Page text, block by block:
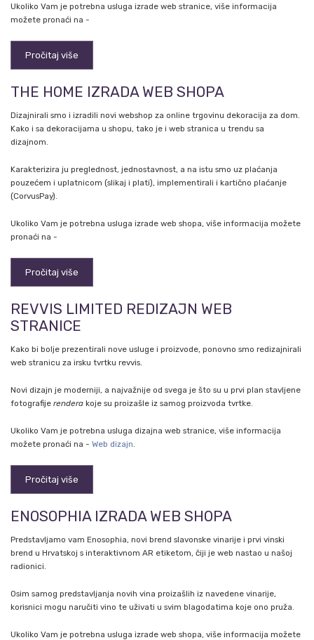
Ukoliko Vam je potrebna usluga izrade web stranice, više informacija
možete pronaći na -
Pročitaj više
THE HOME IZRADA WEB SHOPA
Dizajnirali smo i izradili novi webshop za online trgovinu dekoracija za dom.
Kako i sa dekoracijama u shopu, tako je i web stranica u trendu sa
dizajnom.
Karakterizira ju preglednost, jednostavnost, a na istu smo uz plaćanja
pouzećem i uplatnicom (slikaj i plati), implementirali i kartično plaćanje
(CorvusPay).
Ukoliko Vam je potrebna usluga izrade web shopa, više informacija možete
pronaći na -
Pročitaj više
REVVIS LIMITED REDIZAJN WEB
STRANICE
Kako bi bolje prezentirali nove usluge i proizvode, ponovno smo redizajnirali
web stranicu za irsku tvrtku revvis.
Novi dizajn je moderniji, a najvažnije od svega je što su u prvi plan stavljene
fotografije rendera koje su proizašle iz samog proizvoda tvrtke.
Ukoliko Vam je potrebna usluga dizajna web stranice, više informacija
možete pronaći na - Web dizajn.
Pročitaj više
ENOSOPHIA IZRADA WEB SHOPA
Predstavljamo vam Enosophia, novi brend slavonske vinarije i prvi vinski
brend u Hrvatskoj s interaktivnom AR etiketom, čiji je web nastao u našoj
radionici.
Osim samog predstavljanja novih vina proizašlih iz navedene vinarije,
korisnici mogu naručiti vino te uživati u svim blagodatima koje ono pruža.
Ukoliko Vam je potrebna usluga izrade web shopa, više informacija možete